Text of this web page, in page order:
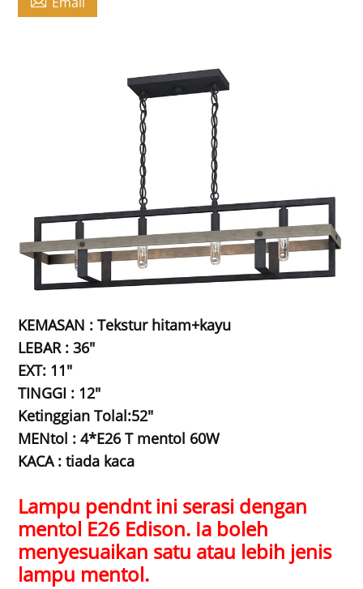
KEMASAN : Tekstur hitam+kayu
LEBAR : 36"
EXT: 11"
TINGGI : 12"
Ketinggian Tolal:52"
MENtol : 4*E26 T mentol 60W
KACA : tiada kaca
Lampu pendnt ini serasi dengan
mentol E26 Edison. Ia boleh
menyesuaikan satu atau lebih jenis
lampu mentol.